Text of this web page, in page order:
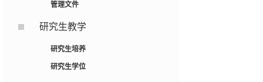
管理文件
研究生教学
研究生培养
研究生学位